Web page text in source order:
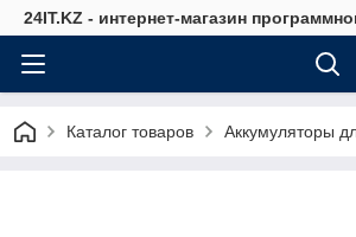
24IT.KZ - интернет-магазин
Каталог товаров Аккумуляторы